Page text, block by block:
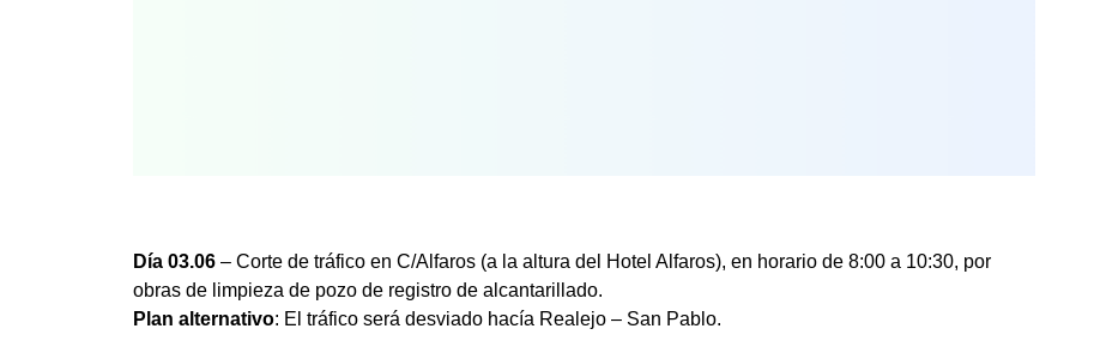
Día 03.06 – Corte de tráfico en C/Alfaros (a la altura del Hotel Alfaros), en horario de 8:00 a 10:30, por
obras de limpieza de pozo de registro de alcantarillado.
Plan alternativo: El tráfico será desviado hacía Realejo – San Pablo.